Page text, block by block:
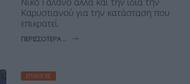
Καρυστιανού για την κατάσταση που
επικρατεί.
ΠΕΡΙΣΣΌΤΕΡΑ ...
ΕΠΙΛΟΓΈΣ